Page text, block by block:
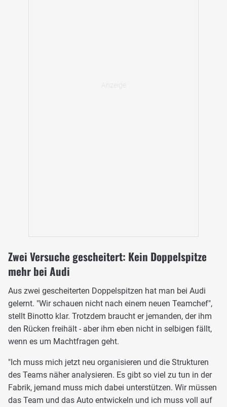
Zwei Versuche gescheitert: Kein Doppelspitze
mehr bei Audi
Aus zwei gescheiterten Doppelspitzen hat man bei Audi
gelernt. "Wir schauen nicht nach einem neuen Teamchef",
stellt Binotto klar. Trotzdem braucht er jemanden, der ihm
den Rücken freihält - aber ihm eben nicht in selbigen fällt,
wenn es um Machtfragen geht.
"Ich muss mich jetzt neu organisieren und die Strukturen
des Teams näher analysieren. Es gibt so viel zu tun in der
Fabrik, jemand muss mich dabei unterstützen. Wir müssen
das Team und das Auto entwickeln und ich muss voll auf